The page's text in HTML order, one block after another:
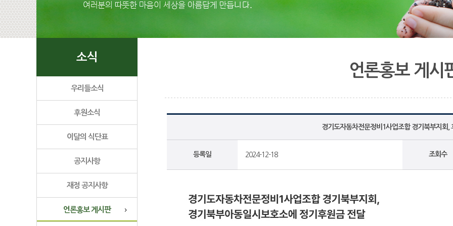
소식
우리들소식
후원소식
이달의 식단표
공지사항
재정 공지사항
언론홍보 게시판
언론홍보 게시
경기도자동차전문정비1사업조합 경기북부지회,
등록일 2024-12-18 조회수